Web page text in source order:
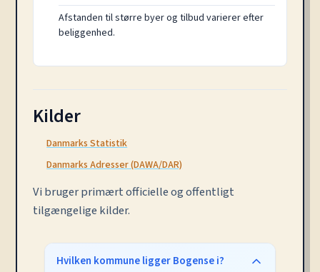
Afstanden til større byer og tilbud varierer efter
beliggenhed.
Kilder
Danmarks Statistik
Danmarks Adresser (DAWA/DAR)
Vi bruger primært officielle og offentligt
tilgængelige kilder.
Hvilken kommune ligger Bogense i?